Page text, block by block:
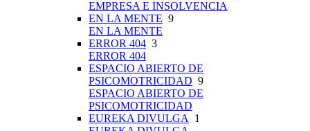
EMPRESA E INSOLVENCIA
EN LA MENTE 9
EN LA MENTE
ERROR 404 3
ERROR 404
ESPACIO ABIERTO DE
PSICOMOTRICIDAD 9
ESPACIO ABIERTO DE
PSICOMOTRICIDAD
EUREKA DIVULGA
1